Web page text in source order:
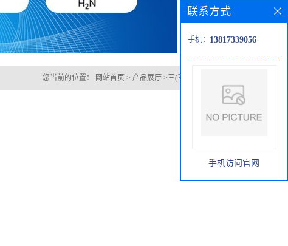
您当前的位置： 网站首页 > 产品展厅 >三(三甲硅烷氧基)硅烷
联系方式
手机： 13817339056
手机访问官网